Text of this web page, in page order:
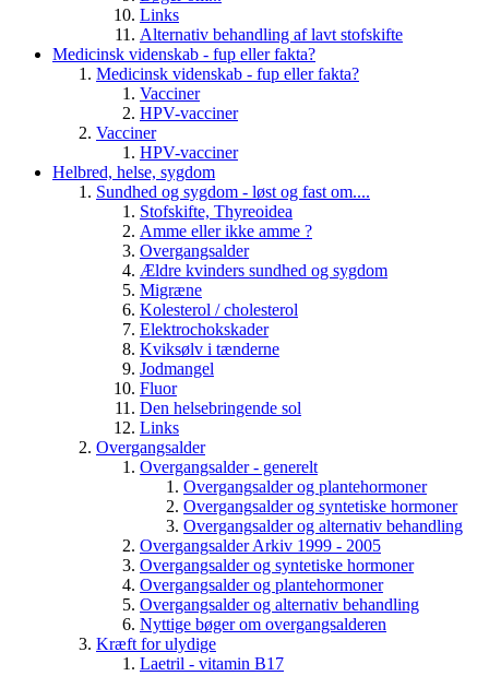
Links
Alternativ behandling af lavt stofskifte
Medicinsk videnskab - fup eller fakta?
Medicinsk videnskab - fup eller fakta?
Vacciner
HPV-vacciner
Vacciner
HPV-vacciner
Helbred, helse, sygdom
Sundhed og sygdom - løst og fast om....
Stofskifte, Thyreoidea
Amme eller ikke amme ?
Overgangsalder
Ældre kvinders sundhed og sygdom
Migræne
Kolesterol / cholesterol
Elektrochokskader
Kviksølv i tænderne
Jodmangel
Fluor
Den helsebringende sol
Links
Overgangsalder
Overgangsalder - generelt
Overgangsalder og plantehormoner
Overgangsalder og syntetiske hormoner
Overgangsalder og alternativ behandling
Overgangsalder Arkiv 1999 - 2005
Overgangsalder og syntetiske hormoner
Overgangsalder og plantehormoner
Overgangsalder og alternativ behandling
Nyttige bøger om overgangsalderen
Kræft for ulydige
Laetril - vitamin B17